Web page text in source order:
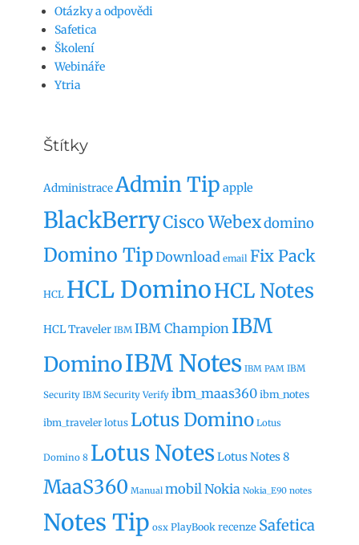
Otázky a odpovědi
Safetica
Školení
Webináře
Ytria
Štítky
AdministraceAdmin Tip apple
BlackBerryCisco Webexdomino
Domino TipDownload email Fix Pack
HCL HCL DominoHCL Notes
HCL Traveler IBM IBM Champion IBM
DominoIBM Notes IBM PAM IBM
Security IBM Security Verify ibm_maas360ibm_notes
ibm_traveler lotus Lotus Domino Lotus
Domino 8 Lotus Notes Lotus Notes 8
MaaS360 Manual mobil Nokia Nokia_E90 notes
Notes Tip osx PlayBook recenze Safetica